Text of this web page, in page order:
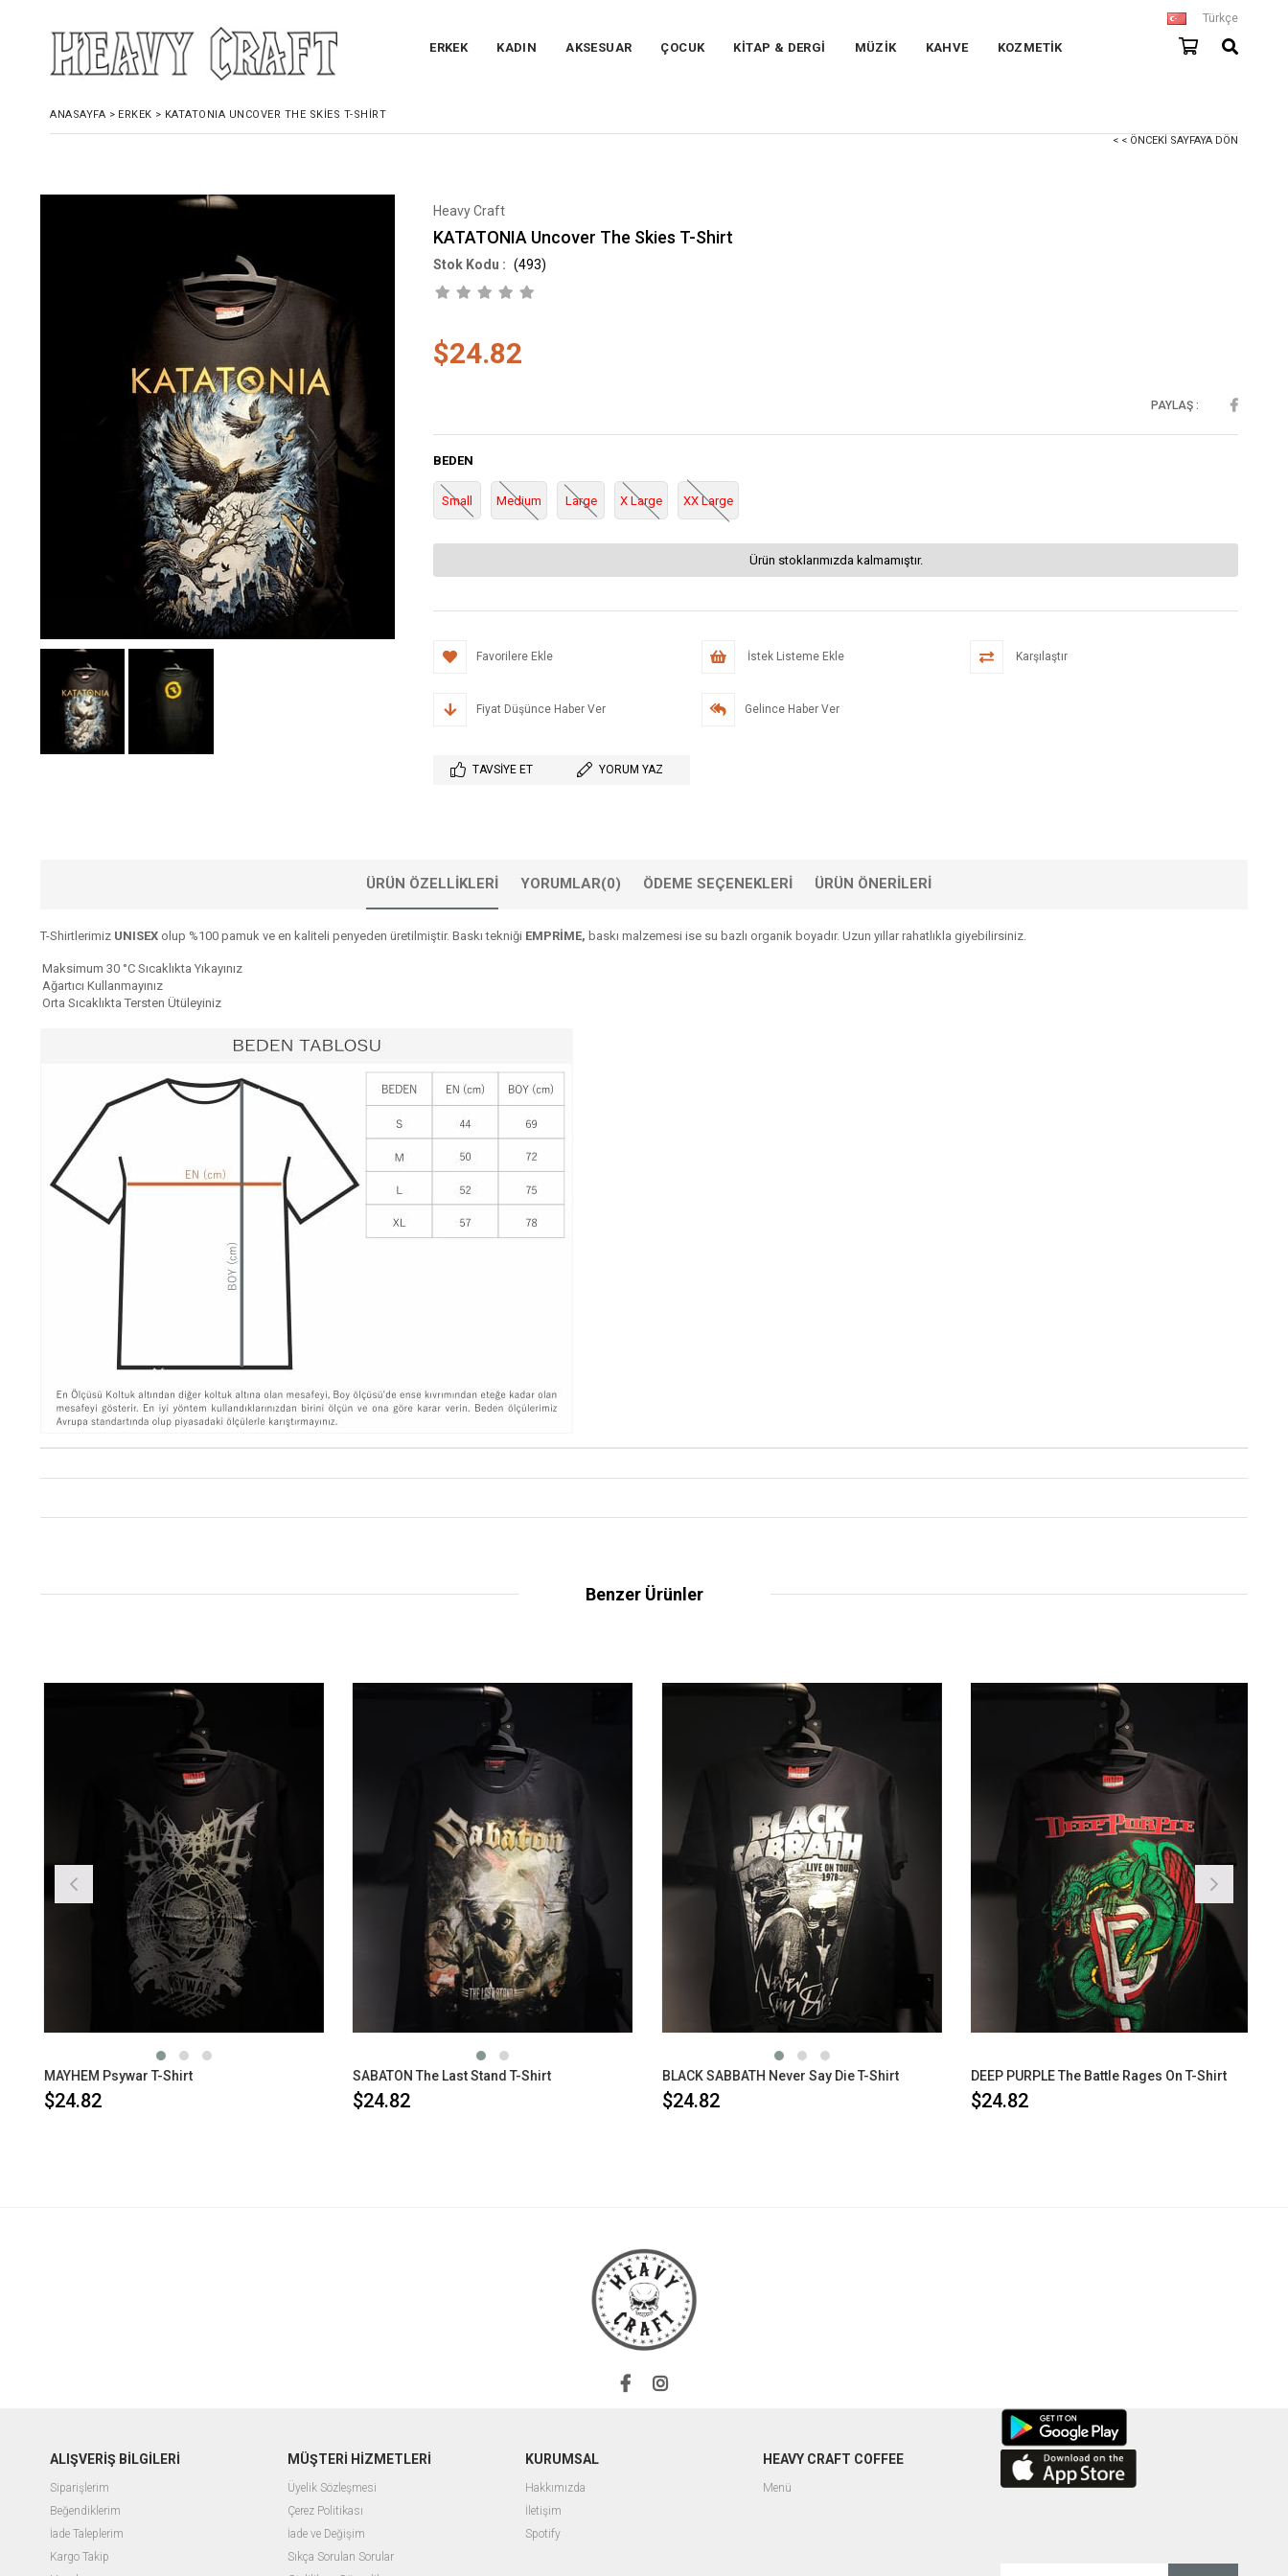
Türkçe
ERKEK KADIN AKSESUAR ÇOCUK KİTAP & DERGİ MÜZİK KAHVE KOZMETİK
ANASAYFA > ERKEK > KATATONIA UNCOVER THE SKIES T-SHIRT
< < ÖNCEKI SAYFAYA DÖN
Heavy Craft
KATATONIA Uncover The Skies T-Shirt
(493)
$24.82
PAYLAŞ :
BEDEN
Small Medium Large X Large XX Large
Ürün stoklarımızda kalmamıştır.
Favorilere Ekle İstek Listeme Ekle Karşılaştır
Fiyat Düşünce Haber Ver Gelince Haber Ver
TAVSIYE ET YORUM YAZ
ÜRÜN ÖZELLIKLERI YORUMLAR(0) ÖDEME SEÇENEKLERI ÜRÜN ÖNERILERI
T-Shirtlerimiz UNISEX olup %100 pamuk ve en kaliteli penyeden üretilmiştir. Baskı tekniği EMPRİME, baskı malzemesi ise su bazlı organik boyadır. Uzun yıllar rahatlıkla giyebilirsiniz.
Maksimum 30 °C Sıcaklıkta Yıkayınız
Ağartıcı Kullanmayınız
Orta Sıcaklıkta Tersten Ütüleyiniz
Benzer Ürünler
MAYHEM Psywar T-Shirt
$24.82
SABATON The Last Stand T-Shirt
$24.82
BLACK SABBATH Never Say Die T-Shirt
$24.82
DEEP PURPLE The Battle Rages On T-Shirt
$24.82
ALIŞVERİŞ BİLGİLERİ
Siparişlerim
Beğendiklerim
İade Taleplerim
Kargo Takip
MÜŞTERİ HİZMETLERİ
Üyelik Sözleşmesi
Çerez Politikası
İade ve Değişim
Sıkça Sorulan Sorular
KURUMSAL
Hakkımızda
İletişim
Spotify
HEAVY CRAFT COFFEE
Menü